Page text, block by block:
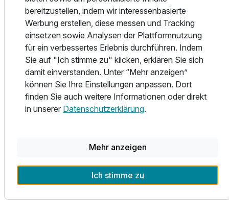
Terrasse; zusätzlich bieten wir Ihnen Familienzimmer mit
separatem Zimmer für die Kleinen. In etlichen Zimmern
können Sie auch zu viert übernachten.
Im gesamten Haus gibt es kostenloses W-Lan.
Unser Hotel ist das größte in der mittelalterlichen Stadt
Dinkelsbühl, wird aber dennoch sehr familiär und persönlich
geführt. Es ist das einzige Hotel in Dinkelsbühl mit
Schwimmbad, Dampfbad und Sauna.
kostenfreie Parkmöglichkeiten. Fahren Sie bis zum Hotel,
wir informieren Sie gerne bei Anreise.
bereitzustellen, indem wir interessenbasierte
Werbung erstellen, diese messen und Tracking
einsetzen sowie Analysen der Plattformnutzung
für ein verbessertes Erlebnis durchführen. Indem
Sie auf "Ich stimme zu" klicken, erklären Sie sich
damit einverstanden. Unter “Mehr anzeigen”
können Sie Ihre Einstellungen anpassen. Dort
finden Sie auch weitere Informationen oder direkt
in unserer Datenschutzerklärung.
Mehr anzeigen
Ich stimme zu